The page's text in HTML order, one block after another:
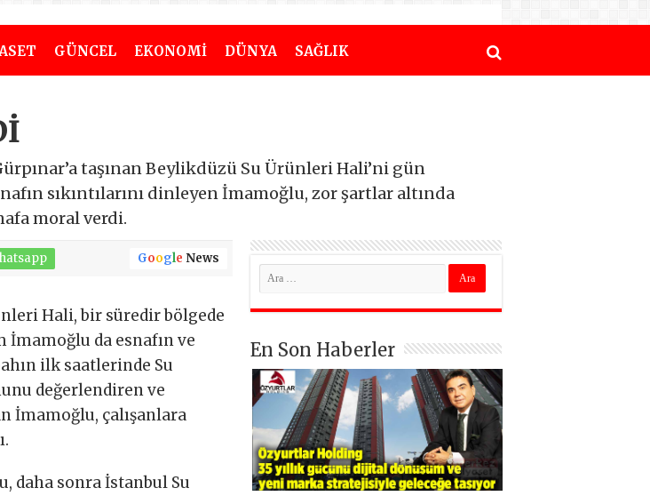
GÜNCEL EKONOMİ DÜNYA SAĞLIK
taşınan Beylikdüzü Su Ürünleri Hali’ni gün
sıkıntılarını dinleyen İmamoğlu, zor şartlar altında
moral verdi.
Google News
Hali, bir süredir bölgede
İmamoğlu da esnafın ve
ilk saatlerinde Su
değerlendiren ve
İmamoğlu, çalışanlara
daha sonra İstanbul Su
En Son Haberler